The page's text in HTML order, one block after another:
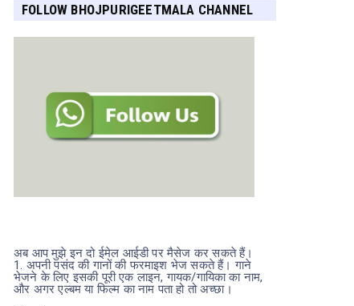
FOLLOW BHOJPURIGEETMALA CHANNEL
अब आप मुझे इन दो ईमेल आईडी पर मैसेज कर सकते हैं।
1. अपनी पसंद की गानों की फरमाइश भेज सकते हैं। गाने
भेजने के लिए इसकी पूरी एक लाइन, गायक/गायिका का नाम,
और अगर एल्बम या फिल्म का नाम पता हो तो अच्छा।